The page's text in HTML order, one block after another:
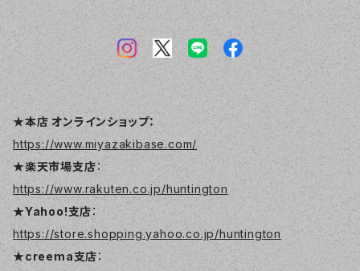
★本店 オンラインショップ：
https://www.miyazakibase.com/
★楽天市場支店：
https://www.rakuten.co.jp/huntington
★Yahoo!支店：
https://store.shopping.yahoo.co.jp/huntington
★creema支店：